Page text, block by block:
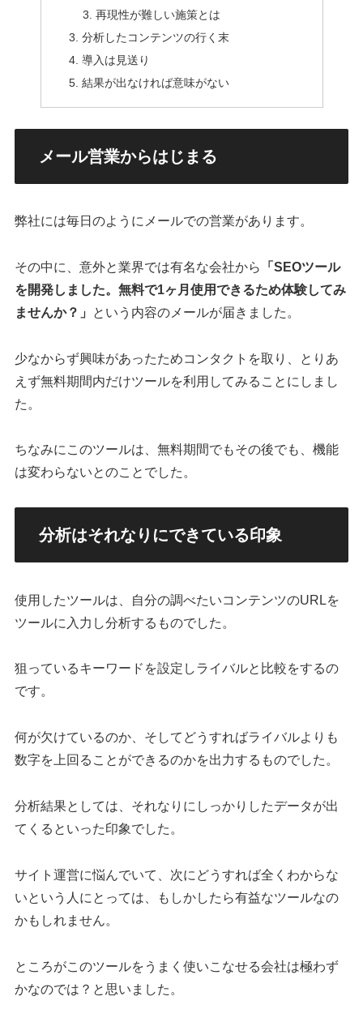
再現性が難しい施策とは
分析したコンテンツの行く末
導入は見送り
結果が出なければ意味がない
メール営業からはじまる
弊社には毎日のようにメールでの営業があります。
その中に、意外と業界では有名な会社から
「SEOツール
を開発しました。無料で1ヶ月使用できるため体験してみ
ませんか？」
という内容のメールが届きました。
少なからず興味があったためコンタクトを取り、とりあ
えず無料期間内だけツールを利用してみることにしまし
た。
ちなみにこのツールは、無料期間でもその後でも、機能
は変わらないとのことでした。
分析はそれなりにできている印象
使用したツールは、自分の調べたいコンテンツのURLを
ツールに入力し分析するものでした。
狙っているキーワードを設定しライバルと比較をするの
です。
何が欠けているのか、そしてどうすればライバルよりも
数字を上回ることができるのかを出力するものでした。
分析結果としては、それなりにしっかりしたデータが出
てくるといった印象でした。
サイト運営に悩んでいて、次にどうすれば全くわからな
いという人にとっては、もしかしたら有益なツールなの
かもしれません。
ところがこのツールをうまく使いこなせる会社は極わず
かなのでは？と思いました。